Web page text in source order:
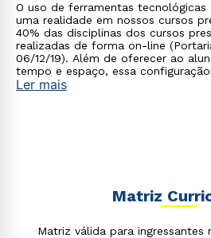
O uso de ferramentas tecnológicas
uma realidade em nossos cursos
40% das disciplinas dos cursos
realizadas de forma on-line (Portaria
06/12/19). Além de oferecer ao
tempo e espaço, essa
no processo de construção do seu
Ler mais
Matriz
Matriz válida para ingressantes
Estou de acordo com aPolítica
autorizo que meus dados sejam
envio de conteúdos da Cruzeiro